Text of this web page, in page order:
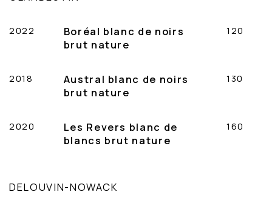
2022
Boréal blanc de noirs
brut nature
120
2018
Austral blanc de noirs
brut nature
130
2020
Les Revers blanc de
blancs brut nature
160
DELOUVIN-NOWACK